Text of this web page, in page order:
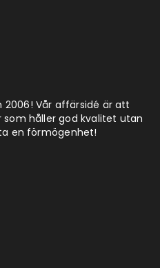
Vår affärsidé är att
håller god kvalitet utan
en förmögenhet!